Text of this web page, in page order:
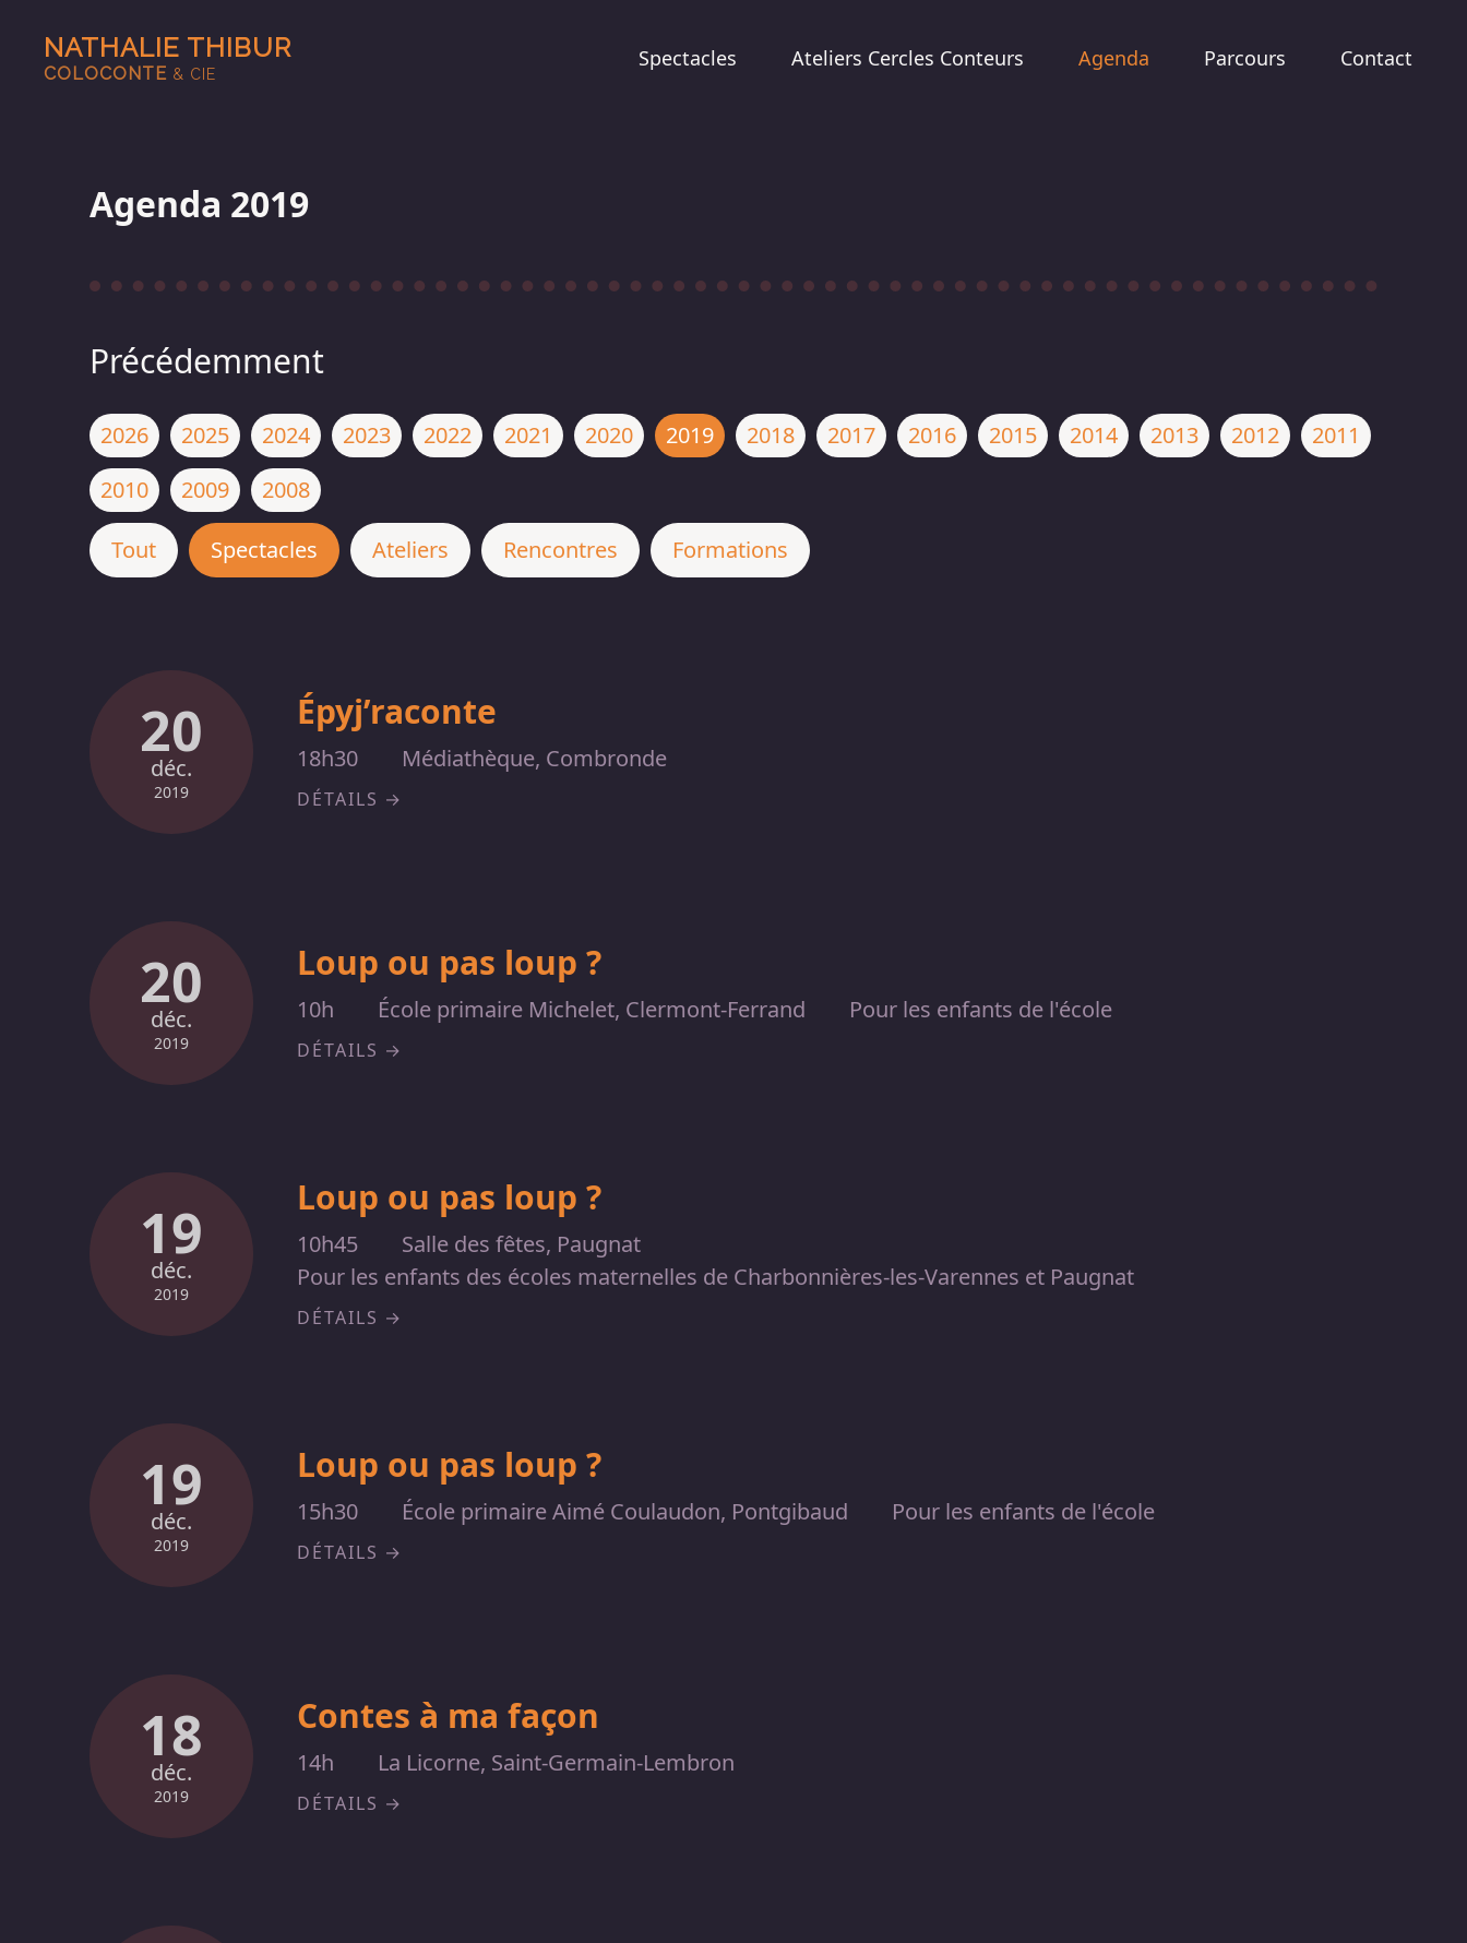
NATHALIE THIBUR
COLOCONTE & CIE
Spectacles Ateliers Cercles Conteurs Agenda Parcours Contact
Agenda 2019
Précédemment
2026 2025 2024 2023 2022 2021 2020 2019 2018 2017 2016 2015 2014 2013 2012
2011
2010
2009 2008
Tout Spectacles Ateliers Rencontres Formations
20
déc.
2019
Épyj’raconte
18h30 Médiathèque, Combronde
DÉTAILS
20
déc.
2019
Loup ou pas loup ?
10h École primaire Michelet, Clermont-Ferrand Pour les enfants de l'école
DÉTAILS
19
déc.
2019
Loup ou pas loup ?
10h45
Salle des fêtes, Paugnat
Pour les enfants des écoles maternelles de Charbonnières-les-Varennes et Paugnat
DÉTAILS
19
déc.
2019
Loup ou pas loup ?
15h30 École primaire Aimé Coulaudon, Pontgibaud Pour les enfants de l'école
DÉTAILS
18
déc.
2019
Contes à ma façon
14h La Licorne, Saint-Germain-Lembron
DÉTAILS